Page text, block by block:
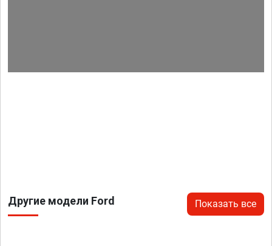
Другие модели Ford Показать все